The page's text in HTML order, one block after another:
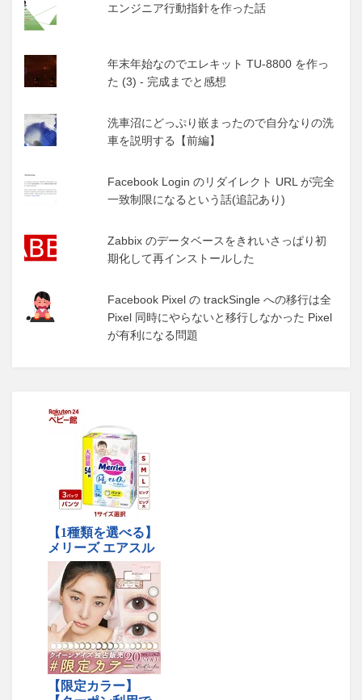
エンジニア行動指針を作った話
年末年始なのでエレキット TU-8800 を作っ
た (3) - 完成までと感想
洗車沼にどっぷり嵌まったので自分なりの洗
車を説明する【前編】
Facebook Login のリダイレクト URL が完全
一致制限になるという話(追記あり)
Zabbix のデータベースをきれいさっぱり初
期化して再インストールした
Facebook Pixel の trackSingle への移行は全
Pixel 同時にやらないと移行しなかった Pixel
が有利になる問題